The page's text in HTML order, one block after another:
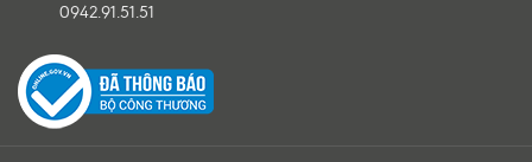
0942.91.51.51